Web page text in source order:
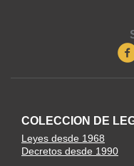
COLECCION DE
Leyes desde 1968
Decretos desde 1990